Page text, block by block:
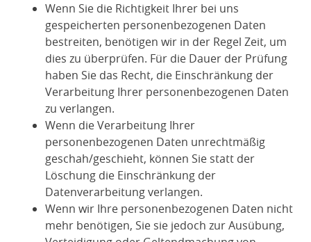
Wenn Sie die Richtigkeit Ihrer bei uns
gespeicherten personenbezogenen Daten
bestreiten, benötigen wir in der Regel Zeit, um
dies zu überprüfen. Für die Dauer der Prüfung
haben Sie das Recht, die Einschränkung der
Verarbeitung Ihrer personenbezogenen Daten
zu verlangen.
Wenn die Verarbeitung Ihrer
personenbezogenen Daten unrechtmäßig
geschah/geschieht, können Sie statt der
Löschung die Einschränkung der
Datenverarbeitung verlangen.
Wenn wir Ihre personenbezogenen Daten nicht
mehr benötigen, Sie sie jedoch zur Ausübung,